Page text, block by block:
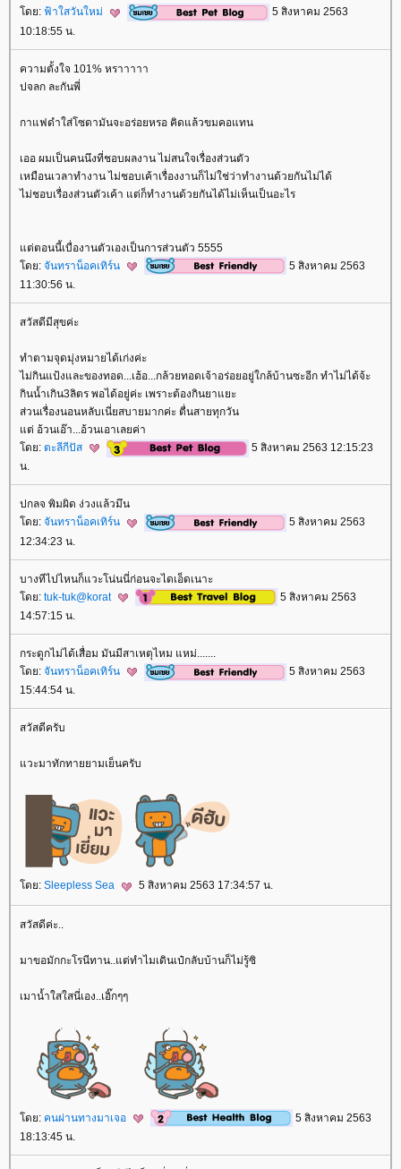
ดย: ฟ้าใสวันใหม่
5 สิงหาคม 2563
10:18:55 น.
ความตั้งใจ 101% หราาาาา
ปจลก ละกันพี่
กาแฟดำใส่โซดามันจะอร่อยหรอ คิดแล้วขมคอแทน
เออ ผมเป็นคนนึงที่ชอบผลงาน ไม่สนใจเรื่องส่วนตัว
เหมือนเวลาทำงาน ไม่ชอบเค้าเรื่องงานก็ไม่ใช่ว่าทำงานด้วยกันไม่ได้
ไม่ชอบเรื่องส่วนตัวเค้า แต่ก็ทำงานด้วยกันได้ไม่เห็นเป็นอะไร
ต่ตอนนี้เบื่องานตัวเองเป็นการส่วนตัว 5555
ดย: จันทราน็อคเทิร์น
5 สิงหาคม 2563
11:30:56 น.
สวัสดีมีสุขค่ะ
ทำตามจุดมุ่งหมายได้เก่งค่ะ
ไม่กินแป้งและของทอด...เฮ้อ...กล้วยทอดเจ้าอร่อยอยู่ใกล้บ้านซะอีก ทำไม่ได้จ้ะ
กินน้ำเกิน3ลิตร พอได้อยู่ค่ะ เพราะต้องกินยาแยะ
ส่วนเรื่องนอนหลับเนี่ยสบายมากค่ะ ตื่นสายทุกวัน
ต่ อ้วนเอ๊า...อ้วนเอาเลยค่า
ดย: ตะลีกีปัส
5 สิงหาคม 2563 12:15:23
น.
ปกลจ พิมผิด ง่วงแล้วมึน
ดย: จันทราน็อคเทิร์น
5 สิงหาคม 2563
12:34:23 น.
บางทีไปไหนก็แวะโน่นนี่ก่อนจะไดเอ็ดเนาะ
ดย: tuk-tuk@korat
5 สิงหาคม 2563
14:57:15 น.
กระดูกไม่ได้เสื่อม มันมีสาเหตุไหม แหม่.......
ดย: จันทราน็อคเทิร์น
5 สิงหาคม 2563
15:44:54 น.
สวัสดีครับ
วะมาทักทายยามเย็นครับ
ดย: Sleepless Sea 5 สิงหาคม 2563 17:34:57 น.
สวัสดีค่ะ..
มาขอมักกะโรนีทาน..แต่ทำไมเดินเป๋กลับบ้านก็ไม่รู้ซิ
เมาน้ำใสใสนี่เอง..เอิ๊กๆๆ
ดย: คนผ่านทางมาเจอ
5 สิงหาคม 2563
18:13:45 น.